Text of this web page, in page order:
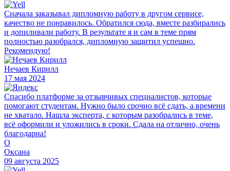
Сначала заказывал дипломную работу в другом сервисе,
качество не понравилось. Обратился сюда, вместе разбирались
и допиливали работу. В результате я и сам в теме прям
полностью разобрался, дипломную защитил успешно.
Рекомендую!
Нечаев Кирилл
17 мая 2024
Спасибо платформе за отзывчивых специалистов, которые
помогают студентам. Нужно было срочно всё сдать, а времени
не хватало. Нашла эксперта, с которым разобрались в теме,
всё оформили и уложились в сроки. Сдала на отлично, очень
благодарна!
О
Оксана
09 августа 2025